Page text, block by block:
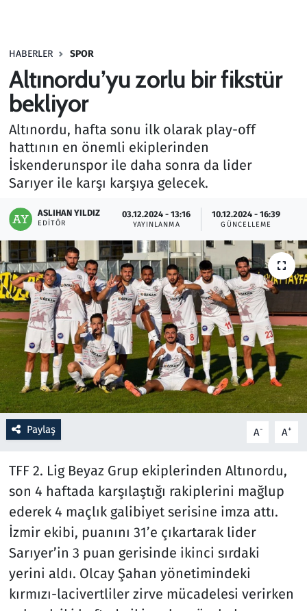
HABERLER SPOR
Altınordu’yu zorlu bir fikstür
bekliyor
Altınordu, hafta sonu ilk olarak play-off
hattının en önemli ekiplerinden
İskenderunspor ile daha sonra da lider
Sarıyer ile karşı karşıya gelecek.
ASLIHAN YILDIZ
EDITÖR
03.12.2024 - 13:16
YAYINLANMA
10.12.2024 - 16:39
GÜNCELLEME
Paylaş A- A+
TFF 2. Lig Beyaz Grup ekiplerinden Altınordu,
son 4 haftada karşılaştığı rakiplerini mağlup
ederek 4 maçlık galibiyet serisine imza attı.
İzmir ekibi, puanını 31’e çıkartarak lider
Sarıyer’in 3 puan gerisinde ikinci sırdaki
yerini aldı. Olcay Şahan yönetimindeki
kırmızı-lacivertliler zirve mücadelesi verirken
Haber
Kültür Sanat
Kurumsal Haberler
Lezzet Durağı
Oyun
Ramazan
Resmi İlanlar
Rüya Tabirleri
Sağlık
Savunma Sanayi
Seçim 2023
Spor
Teknoloji ve Bilim
Televizyon